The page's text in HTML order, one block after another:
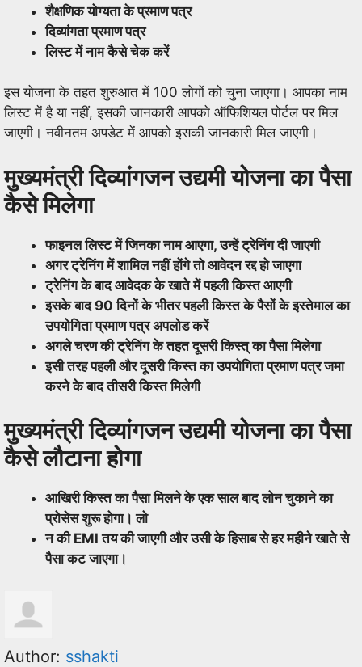
शैक्षणिक योग्यता के प्रमाण पत्र
दिव्यांगता प्रमाण पत्र
लिस्ट में नाम कैसे चेक करें
इस योजना के तहत शुरुआत में 100 लोगों को चुना जाएगा। आपका नाम
लिस्ट में है या नहीं, इसकी जानकारी आपको ऑफिशियल पोर्टल पर मिल
जाएगी। नवीनतम अपडेट में आपको इसकी जानकारी मिल जाएगी।
मुख्यमंत्री दिव्यांगजन उद्यमी योजना का पैसा
कैसे मिलेगा
फाइनल लिस्ट में जिनका नाम आएगा, उन्हें ट्रेनिंग दी जाएगी
अगर ट्रेनिंग में शामिल नहीं होंगे तो आवेदन रद्द हो जाएगा
ट्रेनिंग के बाद आवेदक के खाते में पहली किस्त आएगी
इसके बाद 90 दिनों के भीतर पहली किस्त के पैसों के इस्तेमाल का
उपयोगिता प्रमाण पत्र अपलोड करें
अगले चरण की ट्रेनिंग के तहत दूसरी किस्त् का पैसा मिलेगा
इसी तरह पहली और दूसरी किस्त का उपयोगिता प्रमाण पत्र जमा
करने के बाद तीसरी किस्त मिलेगी
मुख्यमंत्री दिव्यांगजन उद्यमी योजना का पैसा
कैसे लौटाना होगा
आखिरी किस्त का पैसा मिलने के एक साल बाद लोन चुकाने का
प्रोसेस शुरू होगा। लो
न की EMI तय की जाएगी और उसी के हिसाब से हर महीने खाते से
पैसा कट जाएगा।
Author: sshakti